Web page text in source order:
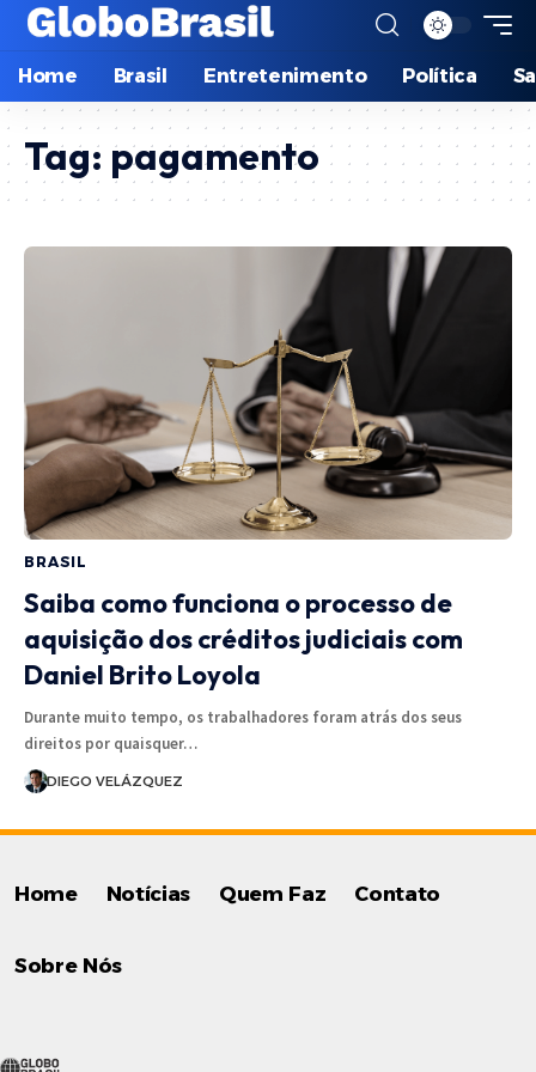
Home Brasil Entretenimento Política
Tag: pagamento
BRASIL
Saiba como funciona o processo de
aquisição dos créditos judiciais com
Daniel Brito Loyola
Durante muito tempo, os trabalhadores foram atrás dos seus
direitos por quaisquer…
DIEGO VELÁZQUEZ
Home Notícias Quem Faz Contato
Sobre Nós